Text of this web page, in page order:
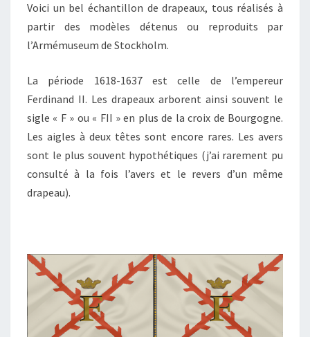
Voici un bel échantillon de drapeaux, tous réalisés à
partir des modèles détenus ou reproduits par
l’Armémuseum de Stockholm.
La période 1618-1637 est celle de l’empereur
Ferdinand II. Les drapeaux arborent ainsi souvent le
sigle « F » ou « FII » en plus de la croix de Bourgogne.
Les aigles à deux têtes sont encore rares. Les avers
sont le plus souvent hypothétiques (j’ai rarement pu
consulté à la fois l’avers et le revers d’un même
drapeau).